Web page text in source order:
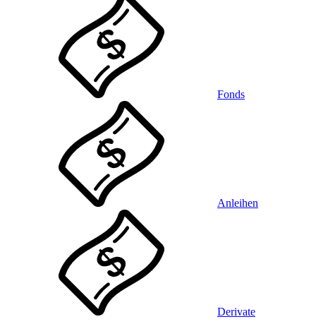
Fonds
Anleihen
Derivate